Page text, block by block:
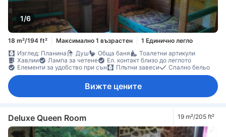
1/6
18 m²/194 ft² Максимално 1 възрастен
1 Единично легло
Изглед: Планина
Душ Обща баня
Тоалетни артикули
Хавлии
Лампа за четене
Ел. контакт близо до леглото
Елементи за удобство при сън
Плътни завеси Спално бельо
Вижте цените
Deluxe Queen Room 19 m²/205 ft²